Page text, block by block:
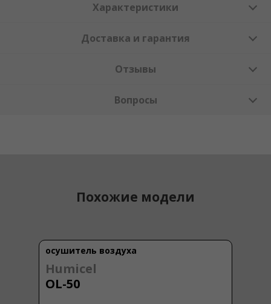
Характеристики
Доставка и гарантия
Отзывы
Вопросы
Похожие модели
осушитель воздуха
Humicel
OL-50